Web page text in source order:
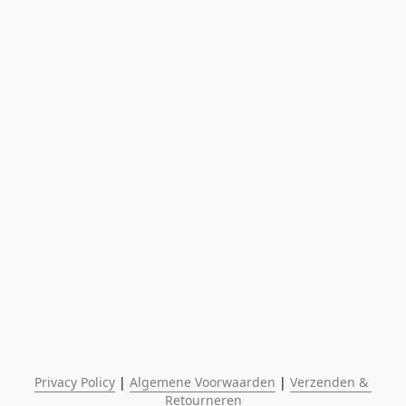
Privacy Policy | Algemene Voorwaarden | Verzenden &
Retourneren